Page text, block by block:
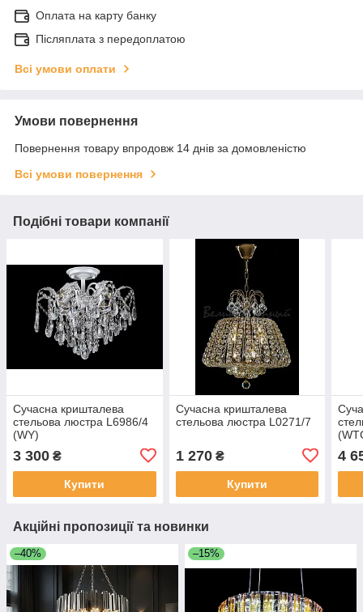
Оплата на карту банку
Післяплата з передоплатою
Всі умови оплати
Умови повернення
Повернення товару впродовж 14 днів за домовленістю
Всі умови повернення
Подібні товари компанії
Сучасна кришталева
стельова люстра L6986/4
(WY)
3 300 ₴
Купити
Сучасна кришталева
стельова люстра L0271/7
1 270₴
Купити
4
Акційні пропозиції та новинки
–40% –15%